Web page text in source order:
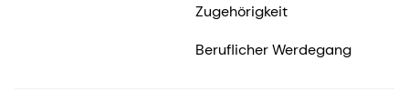
Zugehörigkeit
Beruflicher Werdegang